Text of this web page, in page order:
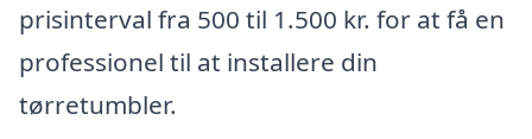
prisinterval fra 500 til 1.500 kr. for at få en
professionel til at installere din
tørretumbler.